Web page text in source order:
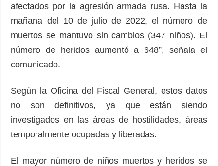
afectados por la agresión armada rusa. Hasta la
mañana del 10 de julio de 2022, el número de
muertos se mantuvo sin cambios (347 niños). El
número de heridos aumentó a 648”, señala el
comunicado.
Según la Oficina del Fiscal General, estos datos
no son definitivos, ya que están siendo
investigados en las áreas de hostilidades, áreas
temporalmente ocupadas y liberadas.
El mayor número de niños muertos y heridos se